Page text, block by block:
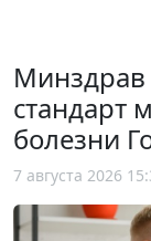
Минздрав
стандарт
болезни
7 августа 2026